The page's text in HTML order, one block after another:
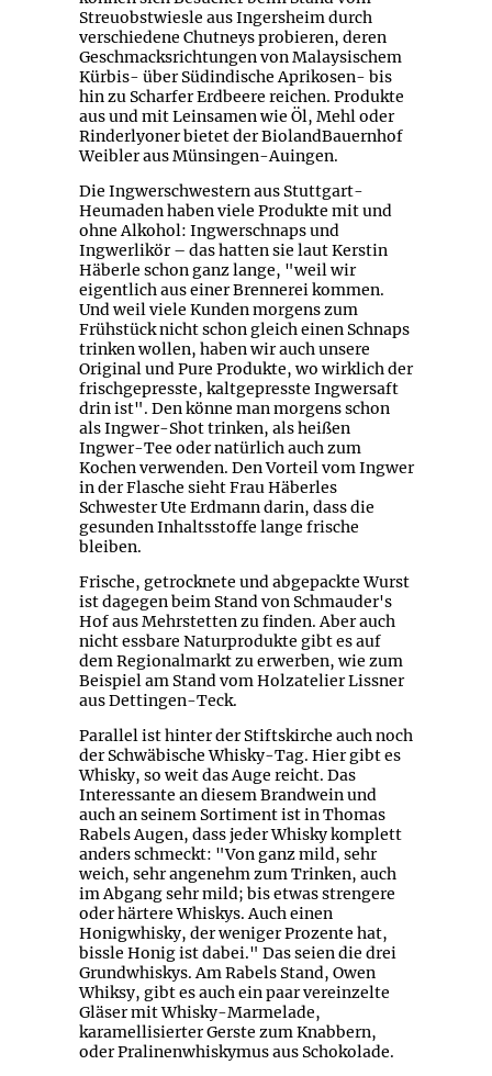
Streuobstwiesle aus Ingersheim durch
verschiedene Chutneys probieren, deren
Geschmacksrichtungen von Malaysischem
Kürbis- über Südindische Aprikosen- bis
hin zu Scharfer Erdbeere reichen. Produkte
aus und mit Leinsamen wie Öl, Mehl oder
Rinderlyoner bietet der BiolandBauernhof
Weibler aus Münsingen-Auingen.
Die Ingwerschwestern aus Stuttgart-
Heumaden haben viele Produkte mit und
ohne Alkohol: Ingwerschnaps und
Ingwerlikör – das hatten sie laut Kerstin
Häberle schon ganz lange, "weil wir
eigentlich aus einer Brennerei kommen.
Und weil viele Kunden morgens zum
Frühstück nicht schon gleich einen Schnaps
trinken wollen, haben wir auch unsere
Original und Pure Produkte, wo wirklich der
frischgepresste, kaltgepresste Ingwersaft
drin ist". Den könne man morgens schon
als Ingwer-Shot trinken, als heißen
Ingwer-Tee oder natürlich auch zum
Kochen verwenden. Den Vorteil vom Ingwer
in der Flasche sieht Frau Häberles
Schwester Ute Erdmann darin, dass die
gesunden Inhaltsstoffe lange frische
bleiben.
Frische, getrocknete und abgepackte Wurst
ist dagegen beim Stand von Schmauder's
Hof aus Mehrstetten zu finden. Aber auch
nicht essbare Naturprodukte gibt es auf
dem Regionalmarkt zu erwerben, wie zum
Beispiel am Stand vom Holzatelier Lissner
aus Dettingen-Teck.
Parallel ist hinter der Stiftskirche auch noch
der Schwäbische Whisky-Tag. Hier gibt es
Whisky, so weit das Auge reicht. Das
Interessante an diesem Brandwein und
auch an seinem Sortiment ist in Thomas
Rabels Augen, dass jeder Whisky komplett
anders schmeckt: "Von ganz mild, sehr
weich, sehr angenehm zum Trinken, auch
im Abgang sehr mild; bis etwas strengere
oder härtere Whiskys. Auch einen
Honigwhisky, der weniger Prozente hat,
bissle Honig ist dabei." Das seien die drei
Grundwhiskys. Am Rabels Stand, Owen
Whiksy, gibt es auch ein paar vereinzelte
Gläser mit Whisky-Marmelade,
karamellisierter Gerste zum Knabbern,
oder Pralinenwhiskymus aus Schokolade.